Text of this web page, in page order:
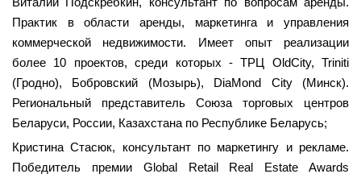
Практик в области аренды, маркетинга и управления
коммерческой недвижимости. Имеет опыт реализации
более 10 проектов, среди которых - ТРЦ OldCity, Triniti
(Гродно), Бобровский (Мозырь), DiaMond City (Минск).
Региональный представитель Союза торговых центров
Беларуси, России, Казахстана по Республике Беларусь;
Кристина Стасюк, консультант по маркетингу и рекламе.
Победитель премии Global Retail Real Estate Awards